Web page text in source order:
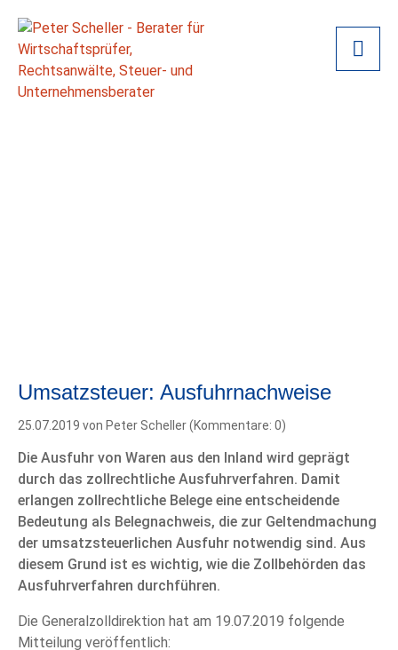
Umsatzsteuer: Ausfuhrnachweise
25.07.2019 von Peter Scheller (Kommentare: 0)
Die Ausfuhr von Waren aus den Inland wird geprägt
durch das zollrechtliche Ausfuhrverfahren. Damit
erlangen zollrechtliche Belege eine entscheidende
Bedeutung als Belegnachweis, die zur Geltendmachung
der umsatzsteuerlichen Ausfuhr notwendig sind. Aus
diesem Grund ist es wichtig, wie die Zollbehörden das
Ausfuhrverfahren durchführen.
Die Generalzolldirektion hat am 19.07.2019 folgende
Mitteilung veröffentlich: